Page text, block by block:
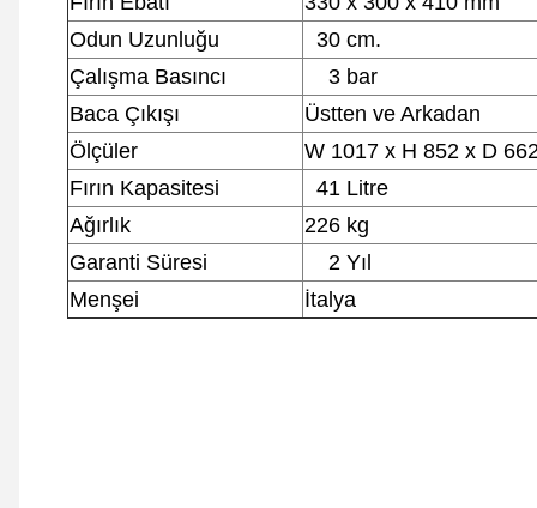
Odun Uzunluğu
30 cm.
Çalışma Basıncı
3 bar
Baca Çıkışı
Üstten ve Arkadan
Ölçüler
W 1017 x H 852 x D
Fırın Kapasitesi
41 Litre
Ağırlık
226 kg
Garanti Süresi
2 Yıl
Menşei
İtalya